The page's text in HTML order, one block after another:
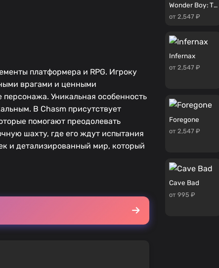
платформера и RPG. Игроку
врагами и ценными
Уникальная особенность
В Chasm присутствует
помогают преодолевать
шахту, где его ждут испытания
и детализированный мир, который
Wonder Boy: The Dragon's Trap
от 2,547 ₽
Infernax
от 2,547 ₽
Foregone
от 2,547 ₽
Cave Bad
от 995 ₽